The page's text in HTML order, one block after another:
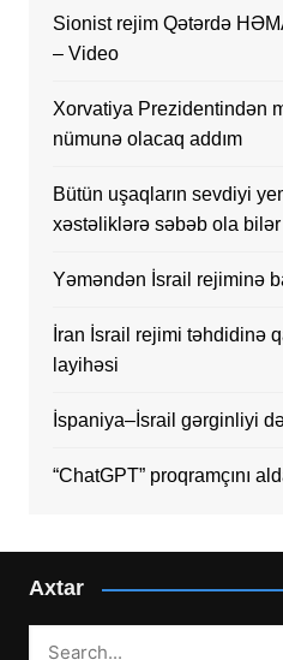
Sionist rejim Qətərdə
– Video
Xorvatiya Prezidentindən
nümunə olacaq addım
Bütün uşaqların sevdiyi
xəstəliklərə səbəb ola
Yəməndən İsrail rejiminə
İran İsrail rejimi təhdidinə
layihəsi
İspaniya–İsrail gərginliyi
“ChatGPT” proqramçını
Axtar